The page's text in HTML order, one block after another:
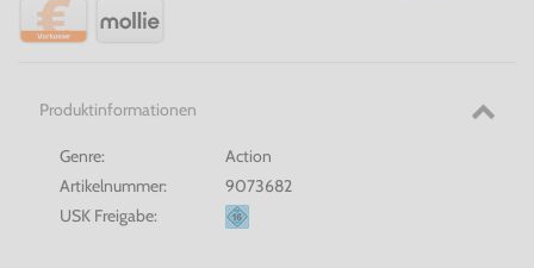
Produktinformationen
Genre:
Action
Artikelnummer:
9073682
USK Freigabe: